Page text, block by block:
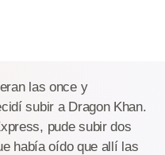
las once y
subir a Dragon Khan.
pude subir dos
había oído que allí las